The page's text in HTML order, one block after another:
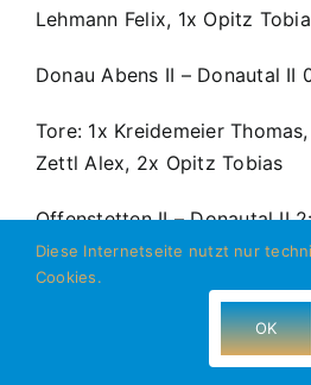
Lehmann Felix, 1x Opitz
Donau Abens II – Donautal II
Tore: 1x Kreidemeier
Zettl Alex, 2x Opitz Tobias
Offenstetten II – Donautal II
Tore: 3x Kreidemeier
Zettl Alex, 2x Opitz Tobias,
12.11.11 FSV Prüfening – Donautal
Diese Internetseite nutzt nur
Cookies.
OK